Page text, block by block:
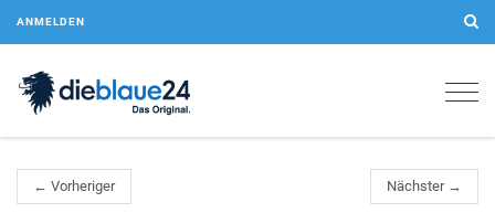
ANMELDEN
← Vorheriger Nächster →